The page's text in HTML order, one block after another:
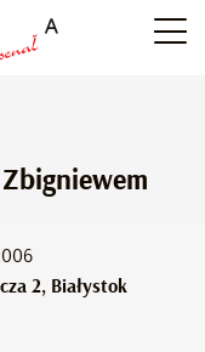
2, Białystok